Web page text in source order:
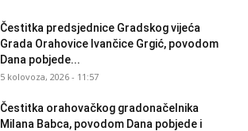
Čestitka predsjednice Gradskog vijeća
Grada Orahovice Ivančice Grgić, povodom
Dana pobjede...
5 kolovoza, 2026 - 11:57
Čestitka orahovačkog gradonačelnika
Milana Babca, povodom Dana pobjede i